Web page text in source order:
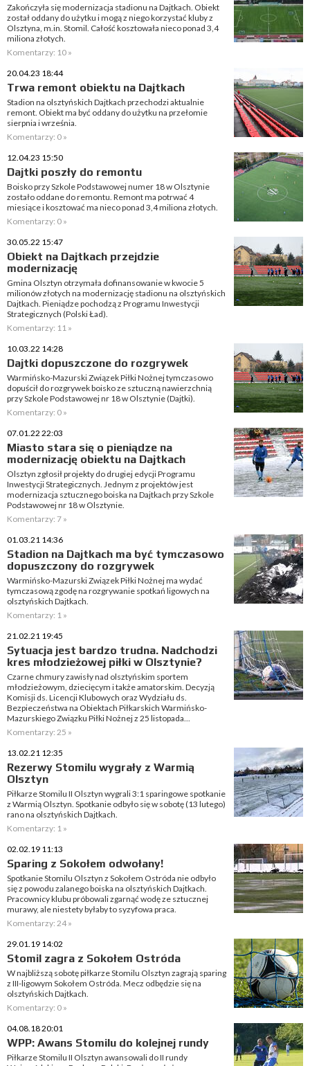
Zakończyła się modernizacja stadionu na Dajtkach. Obiekt
został oddany do użytku i mogą z niego korzystać kluby z
Olsztyna, m.in. Stomil. Całość kosztowała nieco ponad 3,4
miliona złotych.
Komentarzy: 10 »
20.04.23 18:44
Trwa remont obiektu na Dajtkach
Stadion na olsztyńskich Dajtkach przechodzi aktualnie
remont. Obiekt ma być oddany do użytku na przełomie
sierpnia i września.
Komentarzy: 0 »
12.04.23 15:50
Dajtki poszły do remontu
Boisko przy Szkole Podstawowej numer 18 w Olsztynie
zostało oddane do remontu. Remont ma potrwać 4
miesiące i kosztować ma nieco ponad 3,4 miliona złotych.
Komentarzy: 0 »
30.05.22 15:47
Obiekt na Dajtkach przejdzie
modernizację
Gmina Olsztyn otrzymała dofinansowanie w kwocie 5
milionów złotych na modernizację stadionu na olsztyńskich
Dajtkach. Pieniądze pochodzą z Programu Inwestycji
Strategicznych (Polski Ład).
Komentarzy: 11 »
10.03.22 14:28
Dajtki dopuszczone do rozgrywek
Warmińsko-Mazurski Związek Piłki Nożnej tymczasowo
dopuścił do rozgrywek boisko ze sztuczną nawierzchnią
przy Szkole Podstawowej nr 18 w Olsztynie (Dajtki).
Komentarzy: 0 »
07.01.22 22:03
Miasto stara się o pieniądze na
modernizację obiektu na Dajtkach
Olsztyn zgłosił projekty do drugiej edycji Programu
Inwestycji Strategicznych. Jednym z projektów jest
modernizacja sztucznego boiska na Dajtkach przy Szkole
Podstawowej nr 18 w Olsztynie.
Komentarzy: 7 »
01.03.21 14:36
Stadion na Dajtkach ma być tymczasowo
dopuszczony do rozgrywek
Warmińsko-Mazurski Związek Piłki Nożnej ma wydać
tymczasową zgodę na rozgrywanie spotkań ligowych na
olsztyńskich Dajtkach.
Komentarzy: 1 »
21.02.21 19:45
Sytuacja jest bardzo trudna. Nadchodzi
kres młodzieżowej piłki w Olsztynie?
Czarne chmury zawisły nad olsztyńskim sportem
młodzieżowym, dziecięcym i także amatorskim. Decyzją
Komisji ds. Licencji Klubowych oraz Wydziału ds.
Bezpieczeństwa na Obiektach Piłkarskich Warmińsko-
Mazurskiego Związku Piłki Nożnej z 25 listopada...
Komentarzy: 25 »
13.02.21 12:35
Rezerwy Stomilu wygrały z Warmią
Olsztyn
Piłkarze Stomilu II Olsztyn wygrali 3:1 sparingowe spotkanie
z Warmią Olsztyn. Spotkanie odbyło się w sobotę (13 lutego)
rano na olsztyńskich Dajtkach.
Komentarzy: 1 »
02.02.19 11:13
Sparing z Sokołem odwołany!
Spotkanie Stomilu Olsztyn z Sokołem Ostróda nie odbyło
się z powodu zalanego boiska na olsztyńskich Dajtkach.
Pracownicy klubu próbowali zgarnąć wodę ze sztucznej
murawy, ale niestety byłaby to syzyfowa praca.
Komentarzy: 24 »
29.01.19 14:02
Stomil zagra z Sokołem Ostróda
W najbliższą sobotę piłkarze Stomilu Olsztyn zagrają sparing
z III-ligowym Sokołem Ostróda. Mecz odbędzie się na
olsztyńskich Dajtkach.
Komentarzy: 0 »
04.08.18 20:01
WPP: Awans Stomilu do kolejnej rundy
Piłkarze Stomilu II Olsztyn awansowali do II rundy